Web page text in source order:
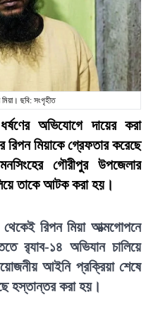
মিয়া। ছবি: সংগৃহীত
অভিযোগে দায়ের করা
রিপন মিয়াকে গ্রেফতার করেছে
গৌরীপুর উপজেলার
তাকে আটক করা হয়।
রিপন মিয়া আত্মগোপনে
র‍্যাব-১৪ অভিযান চালিয়ে
আইনি প্রক্রিয়া শেষে
হস্তান্তর করা হয়।